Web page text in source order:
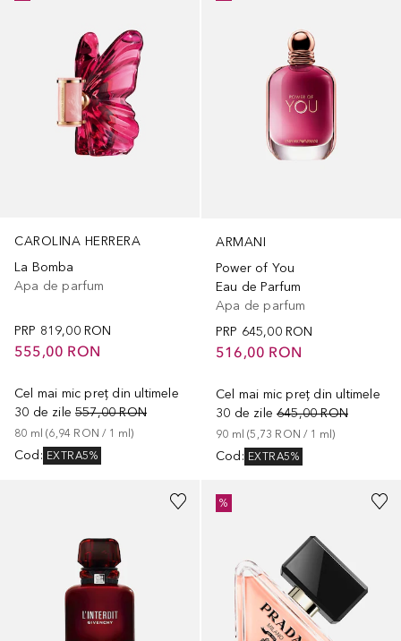
CAROLINA HERRERA
La Bomba
Apa de parfum
PRP 819,00 RON
555,00 RON
Cel mai mic preț din ultimele
30 de zile 557,00 RON
80 ml (6,94 RON / 1 ml)
Cod: EXTRA5%
ARMANI
Power of You
Eau de Parfum
Apa de parfum
PRP 645,00 RON
516,00 RON
Cel mai mic preț din ultimele
30 de zile 645,00 RON
90 ml (5,73 RON / 1 ml)
Cod : EXTRA5%
%